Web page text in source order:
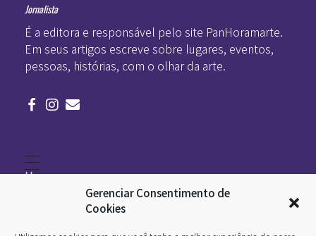
Gerenciar Consentimento de
Cookies
Jornalista
É a editora e responsável pelo site PanHoramarte.
Em seus artigos escreve sobre lugares, eventos,
pessoas, histórias, com o olhar da arte.
Home